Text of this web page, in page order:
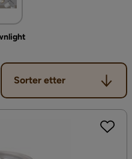
Sorter etter
Sorter etter